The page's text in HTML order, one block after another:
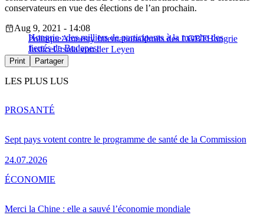
conservateurs en vue des élections de l’an prochain.
Hongrie : des milliers de participants à la marche des
fiertés de Budapest
Aug 9, 2021 - 14:08
PolitiqueAmnesty Internationaldroits des LGBTHongrie
JusticeUrsula von der Leyen
Print Partager
LES PLUS LUS
Sept pays votent contre le programme de santé de la Commission
24.07.2026
PROSANTÉ
Merci la Chine : elle a sauvé l’économie mondiale
ÉCONOMIE